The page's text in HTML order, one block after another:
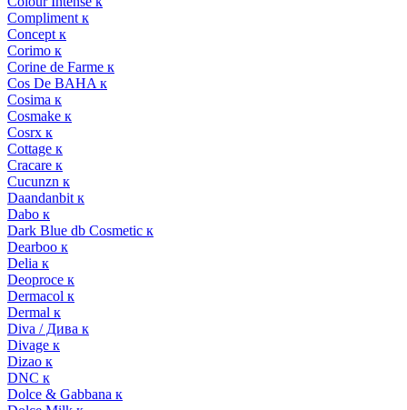
Compliment к
Concept к
Corimo к
Corine de Farme к
Cos De BAHA к
Cosima к
Cosmake к
Cosrx к
Cottage к
Cracare к
Cucunzn к
Daandanbit к
Dabo к
Dark Blue db Cosmetic к
Dearboo к
Delia к
Deoproce к
Dermacol к
Dermal к
Diva / Дива к
Divage к
Dizao к
DNC к
Dolce & Gabbana к